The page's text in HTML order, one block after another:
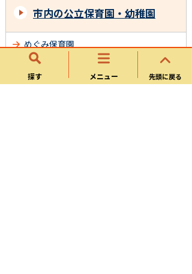
探す メニュー 先頭に戻る
市内の公立保育園・幼稚園
めぐみ保育園
久々利保育園